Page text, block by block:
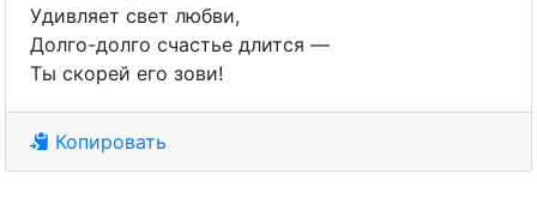
Удивляет свет любви,
Долго-долго счастье длится —
Ты скорей его зови!
Копировать